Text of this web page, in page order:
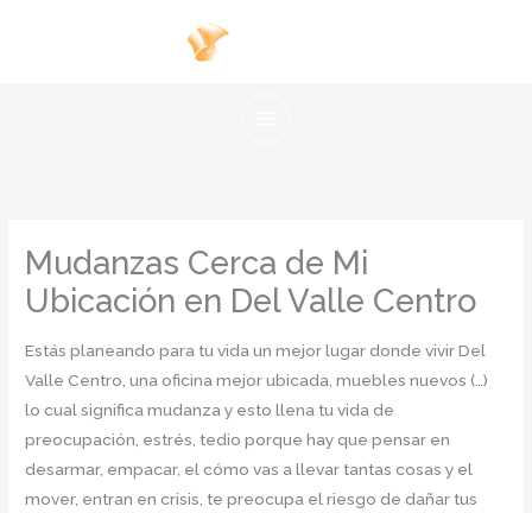
Mudanzas Cerca de Mi
Ubicación en Del Valle Centro
Estás planeando para tu vida un mejor lugar donde vivir Del
Valle Centro, una oficina mejor ubicada, muebles nuevos (…)
lo cual significa mudanza y esto llena tu vida de
preocupación, estrés, tedio porque hay que pensar en
desarmar, empacar, el cómo vas a llevar tantas cosas y el
mover, entran en crisis, te preocupa el riesgo de dañar tus